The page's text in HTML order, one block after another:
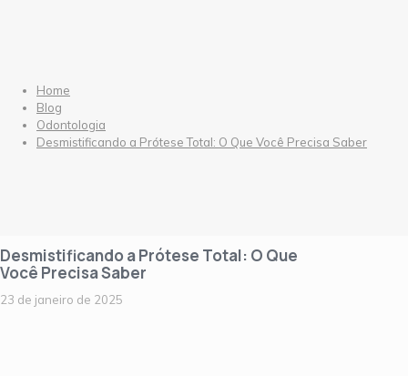
Home
Blog
Odontologia
Desmistificando a Prótese Total: O Que Você Precisa Saber
Desmistificando a Prótese Total: O Que
Você Precisa Saber
23 de janeiro de 2025